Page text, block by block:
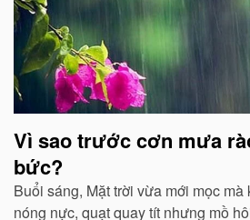
Vì sao trước cơn mưa
bức?
Buổi sáng, Mặt trời vừa mới mọc mà
nóng nực, quạt quay tít nhưng mồ